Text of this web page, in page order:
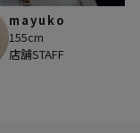
mayuko
155cm
店舗STAFF